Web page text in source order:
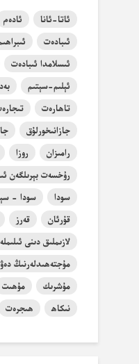
ئاتا-ئانا ئادەم
ئىبادەت
ئىسلامدا ئىبادەت
ئېلىم-سېتىم
تاھارەت
جازانىخورلۇق
رامىزان
روزا
رۇخسەت بېرىلگەن
سودا
سودا -
قۇرئان
قەرز
لازىملىق دىنى
مۇجتەھىدلەرنىڭ
مۇشرىك
مۇھىت
نىكاھ
ھىجرەت